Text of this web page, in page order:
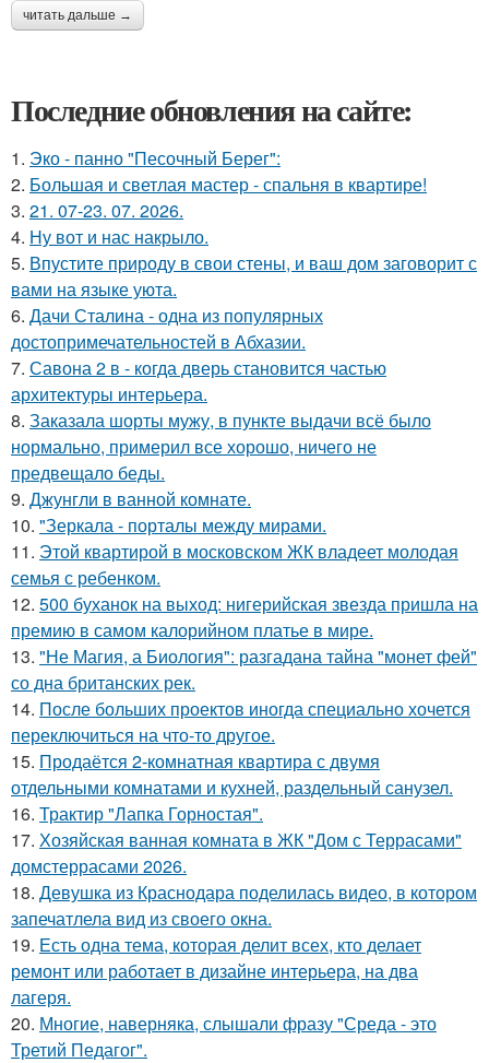
читать дальше →
Последние обновления на сайте:
1. Эко - панно "Песочный Берег":
2. Большая и светлая мастер - спальня в квартире!
3. 21. 07-23. 07. 2026.
4. Ну вот и нас накрыло.
5. Впустите природу в свои стены, и ваш дом заговорит с
вами на языке уюта.
6. Дачи Сталина - одна из популярных
достопримечательностей в Абхазии.
7. Савона 2 в - когда дверь становится частью
архитектуры интерьера.
8. Заказала шорты мужу, в пункте выдачи всё было
нормально, примерил все хорошо, ничего не
предвещало беды.
9. Джунгли в ванной комнате.
10. "Зеркала - порталы между мирами.
11. Этой квартирой в московском ЖК владеет молодая
семья с ребенком.
12. 500 буханок на выход: нигерийская звезда пришла на
премию в самом калорийном платье в мире.
13. "Не Магия, а Биология": разгадана тайна "монет фей"
со дна британских рек.
14. После больших проектов иногда специально хочется
переключиться на что-то другое.
15. Продаётся 2-комнатная квартира с двумя
отдельными комнатами и кухней, раздельный санузел.
16. Трактир "Лапка Горностая".
17. Хозяйская ванная комната в ЖК "Дом с Террасами"
домстеррасами 2026.
18. Девушка из Краснодара поделилась видео, в котором
запечатлела вид из своего окна.
19. Есть одна тема, которая делит всех, кто делает
ремонт или работает в дизайне интерьера, на два
лагеря.
20. Многие, наверняка, слышали фразу "Среда - это
Третий Педагог".